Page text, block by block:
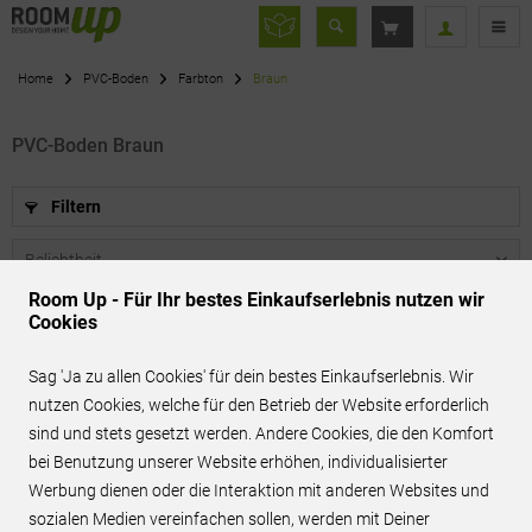
Home PVC-Boden Farbton Braun
PVC-Boden Braun
Filtern
ERSPARNIS
Room Up - Für Ihr bestes Einkaufserlebnis nutzen wir
Cookies
Sag 'Ja zu allen Cookies' für dein bestes Einkaufserlebnis. Wir
nutzen Cookies, welche für den Betrieb der Website erforderlich
sind und stets gesetzt werden. Andere Cookies, die den Komfort
bei Benutzung unserer Website erhöhen, individualisierter
Werbung dienen oder die Interaktion mit anderen Websites und
sozialen Medien vereinfachen sollen, werden mit Deiner